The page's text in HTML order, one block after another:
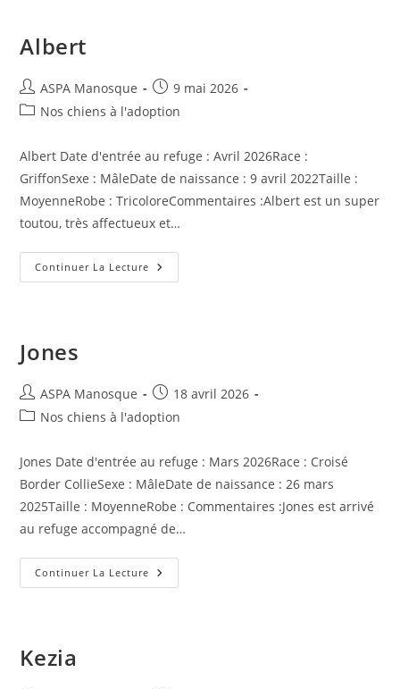
Albert
Auteur/autrice
de
ASPA Manosque
Publication
publiée :
9 mai 2026
PostNos chiens à l'adoption
Albert Date d'entrée au refuge : Avril 2026Race :
GriffonSexe : MâleDate de naissance : 9 avril 2022Taille :
MoyenneRobe : TricoloreCommentaires :Albert est un super
toutou, très affectueux et…
Continuer La Lecture Albert
Jones
Auteur/autrice
de
ASPA Manosque
Publication
publiée :
18 avril 2026
PostNos chiens à l'adoption
Jones Date d'entrée au refuge : Mars 2026Race : Croisé
Border CollieSexe : MâleDate de naissance : 26 mars
2025Taille : MoyenneRobe : Commentaires :Jones est arrivé
au refuge accompagné de…
Continuer La Lecture Jones
Kezia